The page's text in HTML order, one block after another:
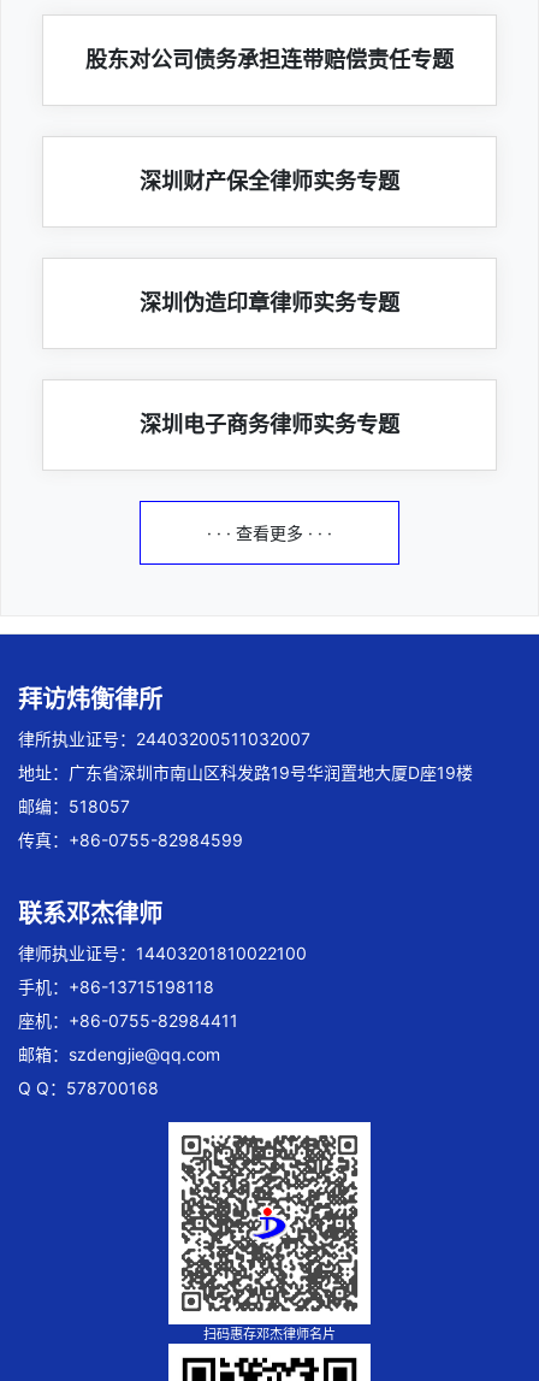
股东对公司债务承担连带赔偿责任专题
深圳财产保全律师实务专题
深圳伪造印章律师实务专题
深圳电子商务律师实务专题
· · · 查看更多 · · ·
拜访炜衡律所
律所执业证号：24403200511032007
地址：广东省深圳市南山区科发路19号华润置地大厦D座19楼
邮编：518057
传真：+86-0755-82984599
联系邓杰律师
律师执业证号：14403201810022100
手机：+86-13715198118
座机：+86-0755-82984411
邮箱： szdengjie@qq.com
Q Q：578700168
扫码惠存邓杰律师名片